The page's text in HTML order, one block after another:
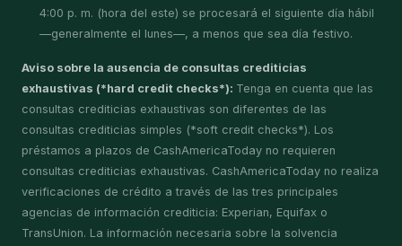
4:00 p. m. (hora del este) se procesará el siguiente día hábil
—generalmente el lunes—, a menos que sea día festivo.
Aviso sobre la ausencia de consultas crediticias
exhaustivas (*hard credit checks*): Tenga en cuenta que las
consultas crediticias exhaustivas son diferentes de las
consultas crediticias simples (*soft credit checks*). Los
préstamos a plazos de CashAmericaToday no requieren
consultas crediticias exhaustivas. CashAmericaToday no realiza
verificaciones de crédito a través de las tres principales
agencias de información crediticia: Experian, Equifax o
TransUnion. La información necesaria sobre la solvencia